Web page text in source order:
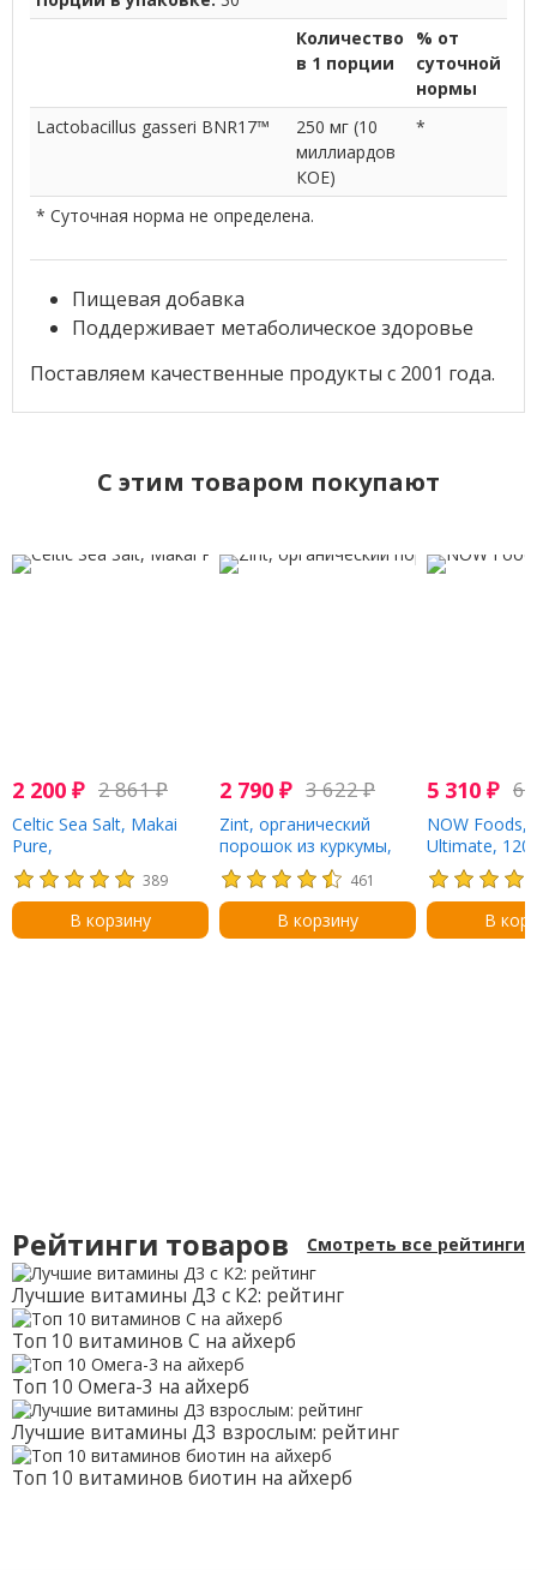
Количество
в 1 порции
% от
суточной
нормы
Lactobacillus gasseri BNR17™
250 мг (10
миллиардов
КОЕ)
*
* Суточная норма не определена.
Пищевая добавка
Поддерживает метаболическое здоровье
Поставляем качественные продукты с 2001 года.
C этим товаром покупают
2 200 ₽ 2 861₽
Celtic Sea Salt, Makai
Pure,
нерафинированная
морская соль, 227 г (1/2
фунта)
389
В корзину
2 790 ₽ 3 622₽
Zint, органический
порошок из куркумы,
454 г (16 унций)
461
В корзину
5 310 ₽ 6
NOW Foods,
Ultimate, 120
В
Рейтинги товаров Смотреть все рейтинги
Лучшие витамины Д3 с К2: рейтинг
Топ 10 витаминов С на айхерб
Топ 10 Омега-3 на айхерб
Лучшие витамины Д3 взрослым: рейтинг
Топ 10 витаминов биотин на айхерб